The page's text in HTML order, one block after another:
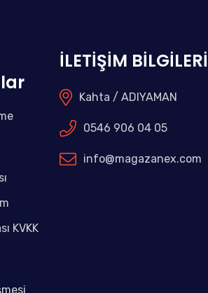
KVKK
İLETİŞİM
Kahta / ADIYAMAN
0546 906 04 05
info@magazanex.com